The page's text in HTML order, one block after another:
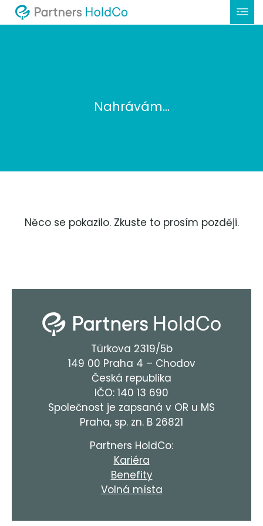
Nahrávám...
Něco se pokazilo. Zkuste to prosím později.
Türkova 2319/5b
149 00 Praha 4 – Chodov
Česká republika
IČO: 140 13 690
Společnost je zapsaná v OR u MS
Praha, sp. zn. B 26821
Partners HoldCo:
Kariéra
Benefity
Volná místa